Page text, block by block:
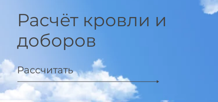
Расчёт кровли и
доборов
Рассчитать